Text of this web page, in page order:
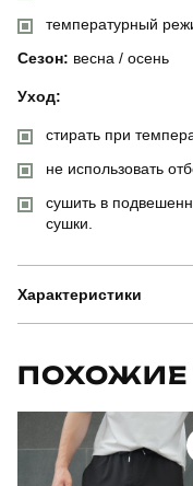
температурный
Сезон: весна / осень
Уход:
стирать при
не использовать
сушить в
сушки.
Характеристики
Артикул
ПОХОЖИЕ